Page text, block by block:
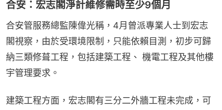
合安：宏志閣淨計維修需時至少9個月
合安管服務總監陳偉光稱，4月曾派專業人士到宏志
閣視察，由於受環境限制，只能依賴目測，初步可歸
納三類修葺工程，包括建築工程、 機電工程及其他樓
宇管理要求。
建築工程方面，宏志閣有三分二外牆工程未完成，可